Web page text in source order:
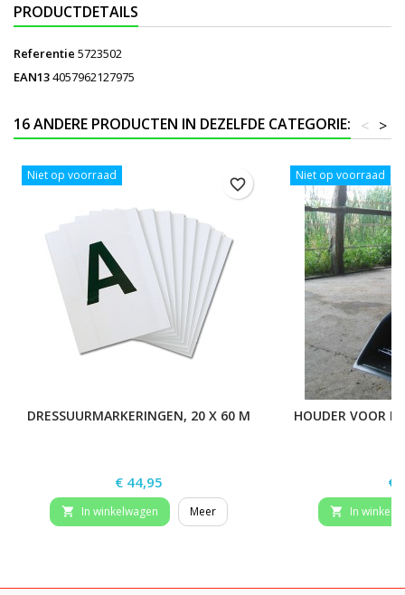
PRODUCTDETAILS
Referentie 5723502
EAN134057962127975
16 ANDERE PRODUCTEN IN DEZELFDE CATEGORIE: >
<
Niet op voorraad
DRESSUURMARKERINGEN, 20 X 60 M
Prijs
€ 44,95
 In winkelwagen Meer
favorite_border
Niet op voorraad
HOUDER VOOR
€
 In